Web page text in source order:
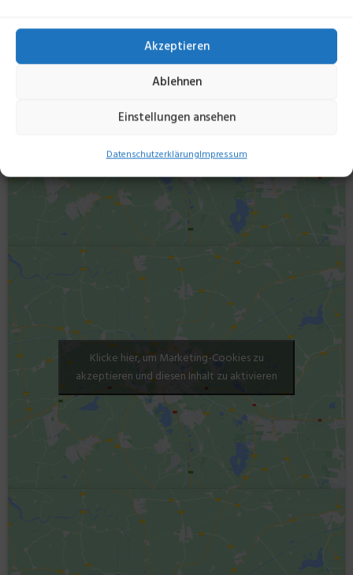
Akzeptieren
Ablehnen
Einstellungen ansehen
DatenschutzerklärungImpressum
Klicke hier, um Marketing-Cookies zu
Klicke hier, um Marketing-Cookies zu
akzeptieren und diesen Inhalt zu aktivieren